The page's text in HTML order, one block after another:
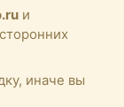
и
иначе вы